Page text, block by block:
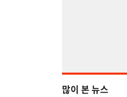
많이 본 뉴스